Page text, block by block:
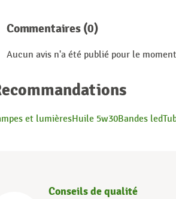
Commentaires (0)
Aucun avis n'a été publié pour le
et lumièresHuile 5w30Bandes led
Conseils de qualité